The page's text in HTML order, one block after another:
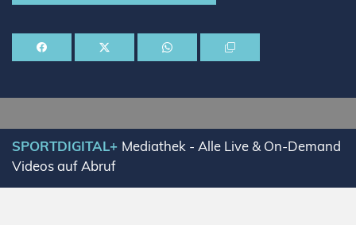
SPORTDIGITAL+ Mediathek - Alle Live & On-Demand
Videos auf Abruf